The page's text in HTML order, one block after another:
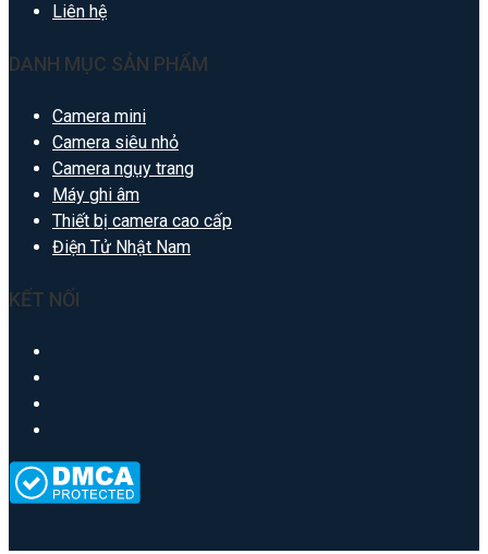
Liên hệ
DANH MỤC SẢN PHẨM
Camera mini
Camera siêu nhỏ
Camera ngụy trang
Máy ghi âm
Thiết bị camera cao cấp
Điện Tử Nhật Nam
KẾT NỐI